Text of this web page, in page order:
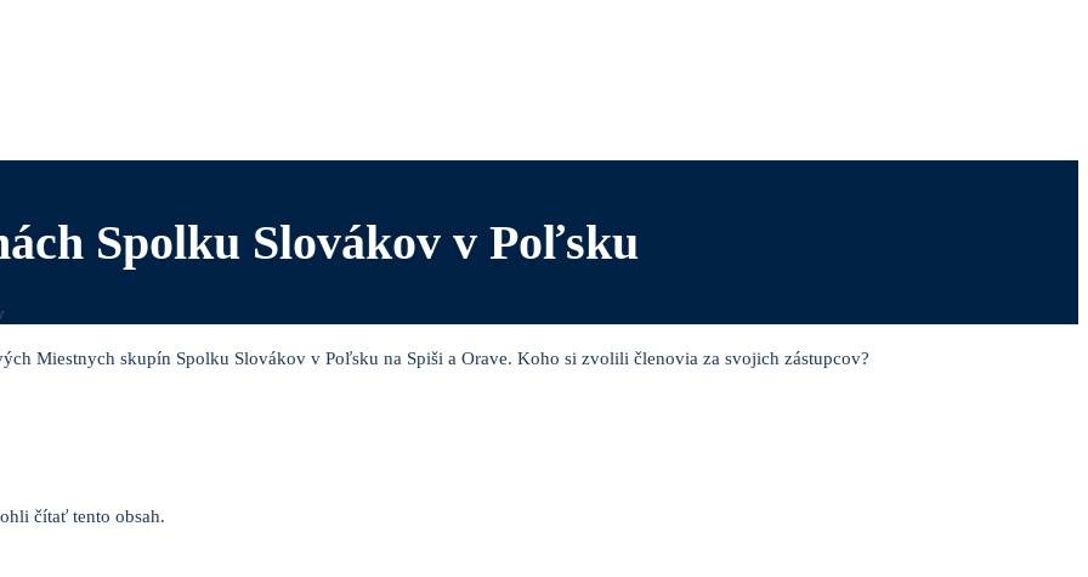
Spolku Slovákov v Poľsku
Miestnych skupín Spolku Slovákov v Poľsku na Spiši a Orave. Koho si zvolili členovia za svojich zástupcov?
čítať tento obsah.